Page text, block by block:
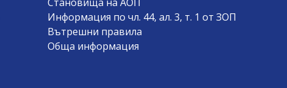
Информация по чл. 44, ал. 3, т. 1 от ЗОП
Вътрешни правила
Обща информация